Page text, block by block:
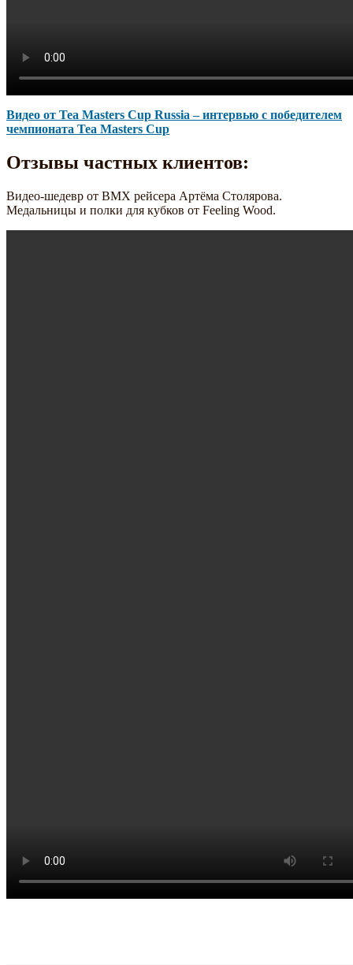
Видео от Tea Masters Cup Russia – интервью с победителем
чемпионата Tea Masters Cup
Отзывы частных клиентов:
Видео-шедевр от BMX рейсера Артёма Столярова.
Медальницы и полки для кубков от Feeling Wood.